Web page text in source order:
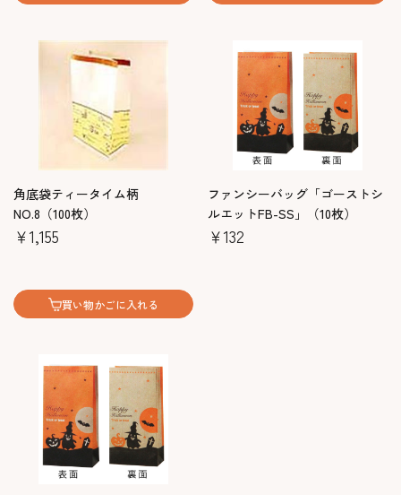
角底袋ティータイム柄
NO.8（100枚）
￥1,155
買い物かごに入れる
ファンシーバッグ「ゴーストシ
ルエットFB-SS」（10枚）
￥132